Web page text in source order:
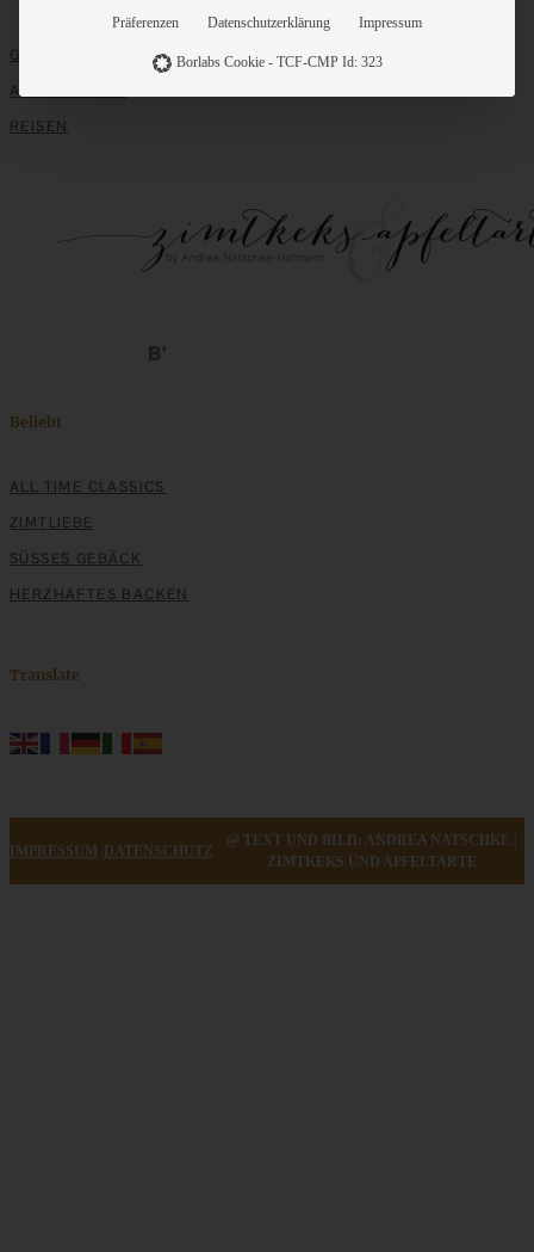
GRUNDLAGEN
ALLE REZEPTE
REISEN
Beliebt
ALL TIME CLASSICS
ZIMTLIEBE
SÜSSES GEBÄCK
HERZHAFTES BACKEN
Translate
IMPRESSUM DATENSCHUTZ
@ TEXT UND BILD: ANDREA NATSCHKE |
ZIMTKEKS UND APFELTARTE
Präferenzen Datenschutzerklärung Impressum
Borlabs Cookie - TCF-CMP Id: 323